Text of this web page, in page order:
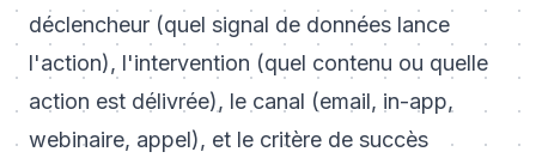
déclencheur (quel signal de données lance
l'action), l'intervention (quel contenu ou quelle
action est délivrée), le canal (email, in-app,
webinaire, appel), et le critère de succès